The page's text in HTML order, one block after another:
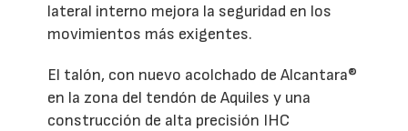
lateral interno mejora la seguridad en los
movimientos más exigentes.
El talón, con nuevo acolchado de Alcantara®
en la zona del tendón de Aquiles y una
construcción de alta precisión IHC